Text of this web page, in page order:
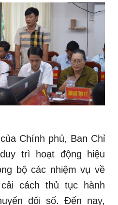
Chính phủ, Ban Chỉ
trì hoạt động hiệu
bộ các nhiệm vụ về
cách thủ tục hành
đổi số. Đến nay,